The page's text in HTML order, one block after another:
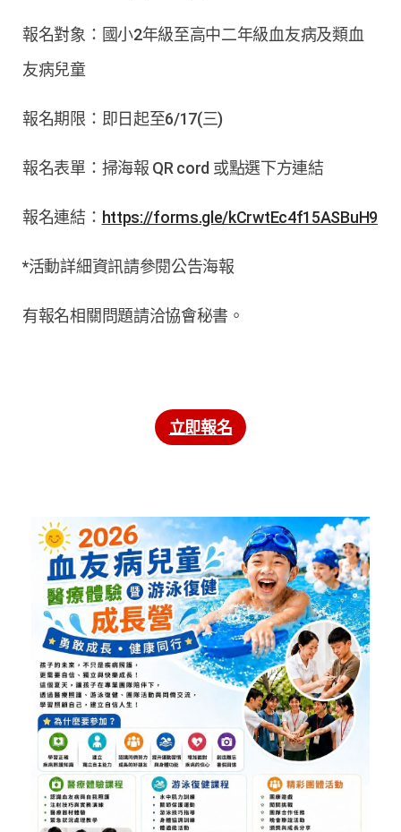
報名對象：國小2年級至高中二年級血友病及類血
友病兒童
報名期限：即日起至6/17(三)
報名表單：掃海報 QR cord 或點選下方連結
報名連結： https://forms.gle/kCrwtEc4f15ASBuH9
*活動詳細資訊請參閱公告海報
有報名相關問題請洽協會秘書。
立即報名